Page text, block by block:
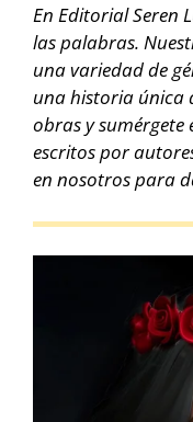
En Editorial Seren
las palabras.
una variedad de
una historia única
obras y sumérgete
escritos por
en nosotros para